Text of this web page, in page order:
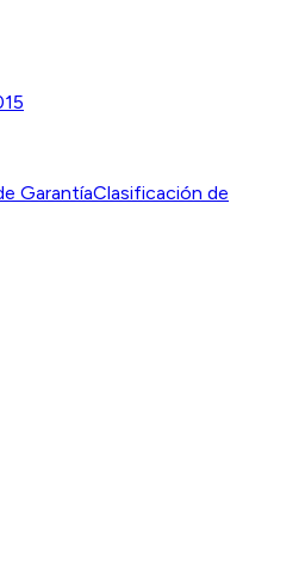
GarantíaClasificación de